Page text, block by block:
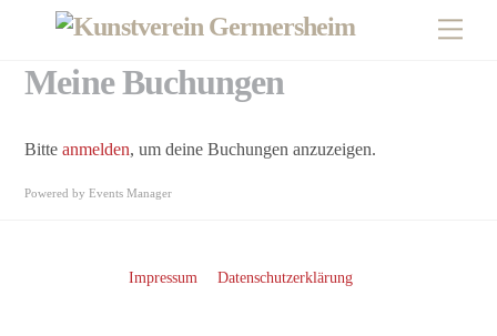
Meine Buchungen
Bitteanmelden, um deine Buchungen anzuzeigen.
Powered byEvents Manager
Impressum Datenschutzerklärung